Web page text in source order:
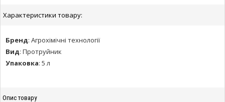
Характеристики товару:
Бренд: Агрохімічні технології
Вид: Протруйник
Упаковка: 5 л
Опис товару